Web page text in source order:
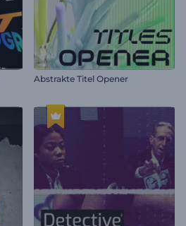
Abstrakte Titel Opener